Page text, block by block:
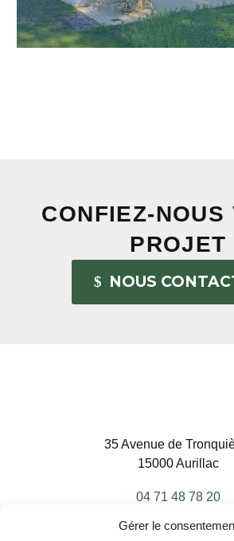
Gérer le
CONFIEZ-NOUS
PROJET
NOUS
35 Avenue de
15000 Aurillac
04 71 48 78 20